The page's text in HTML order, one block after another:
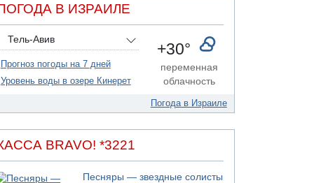
Иерусалиме
Подозреваемый в домогательствах в хостеле
- Гильбоа Дахан
Обнародовано имя полицейского,
подозреваемого в коррупционных
07.08.2026 17:51
отказался заморозить лишение
льгот для уклонистов-харедим
В ИЗРАИЛЕ
Тель-Авив
Прогноз погоды на 7 дней
Уровень воды в озере Кинерет
+30°
переменная
облачность
Погода в Израиле
BRAVO! *3221
Песняры — звездные солисты